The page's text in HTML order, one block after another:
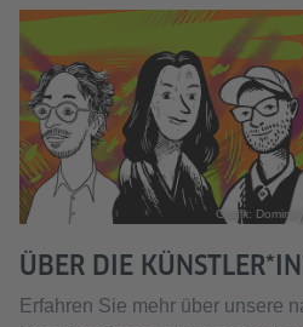
Grafik:
ÜBER DIE
Erfahren Sie mehr über unsere